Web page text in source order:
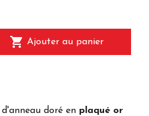
shopping_cart Ajouter au panier
doré en plaqué or